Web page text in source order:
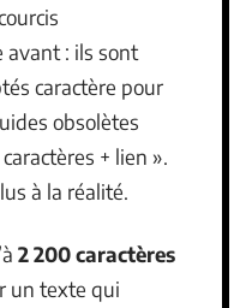
avant : ils sont
caractère pour
obsolètes
+ lien ».
à la réalité.
2 200 caractères
un texte qui